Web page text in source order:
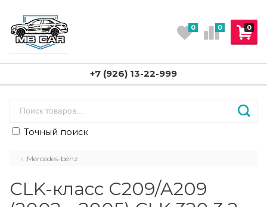
0
0 0
+7 (926) 13-22-999
Точный поиск
Mercedes-benz
CLK-класс C209/A209